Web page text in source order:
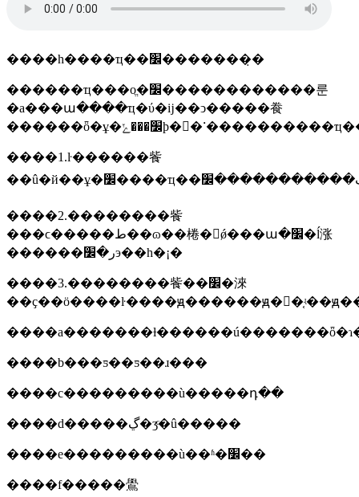
����һ����ҵ��׼�������̣�
������ҵ���оֱ�׼������������룬
�а���ա����ҵ�ύ�ĳ��ͻ�����飬
����1.ŀ������飺
����2.��������飺
���ϲ�����ط��ɷ��棬�᳹ǿ���ա�׼�ĺ涨
������ر�׼э��һ�¡�
����3.��������飺��׼�淶
����b���ƽ��ƽ��ɹ���
����c���������ù�����դ��
����d�����ڲ�ʒͨ�û�����
����e���������ù��ʱ�׼��
����f�����鷽